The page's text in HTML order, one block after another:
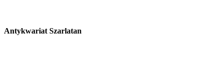
Antykwariat Szarlatan